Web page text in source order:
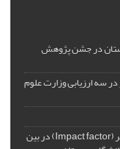
در جشن پژوهش
برای دومین بار در سه ارزیابی وزارت علوم
مجله مخاطرات محیط طبیعی، بالاترین ضریب تأثیر (Impact factor) در بین